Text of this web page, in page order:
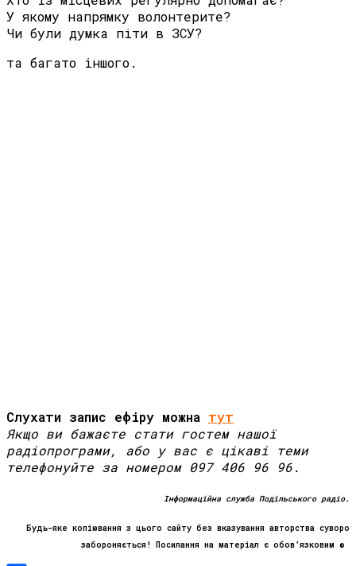
У якому напрямку волонтерите?
Чи були думка піти в ЗСУ?
та багато іншого.
Слухати запис ефіру можна тут
Якщо ви бажаєте стати гостем нашої
радіопрограми, або у вас є цікаві теми
телефонуйте за номером 097 406 96 96.
Інформаційна служба Подільського радіо.
Будь-яке копіювання з цього сайту без вказування авторства суворо
забороняється! Посилання на матеріал є обов’язковим ©